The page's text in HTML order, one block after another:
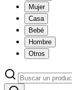
Mujer
Casa
Bebé
Hombre
Otros